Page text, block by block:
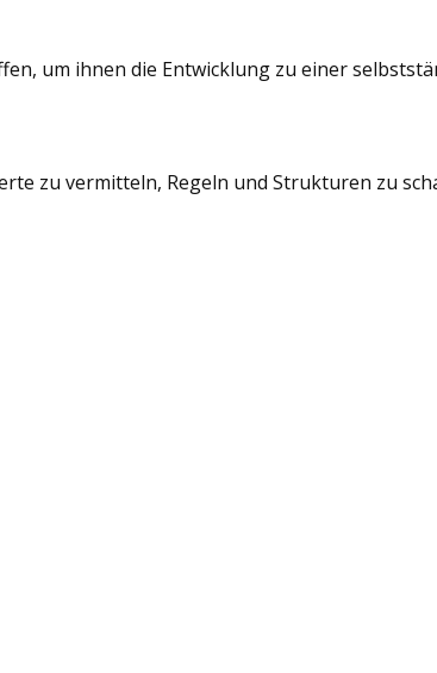
um ihnen die Entwicklung zu einer
zu vermitteln, Regeln und Strukturen zu